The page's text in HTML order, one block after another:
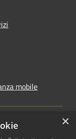
mobile
×